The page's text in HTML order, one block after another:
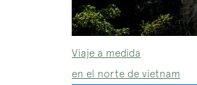
Viaje a medida
en el norte de vietnam